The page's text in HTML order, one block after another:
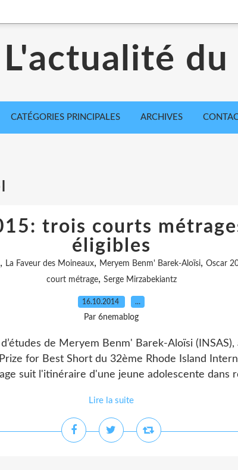
L'actualité
CATÉGORIES PRINCIPALES ARCHIVES
trois courts
éligibles
, La Faveur des Moineaux, Meryem Benm' Barek-Aloïsi, Oscar
court métrage, Serge Mirzabekiantz
16.10.2014 …
Par 6nemablog
de Meryem Benm' Barek-Aloïsi
for Best Short du 32ème Rhode Island
suit l'itinéraire d'une jeune adolescente dans
Lire la suite